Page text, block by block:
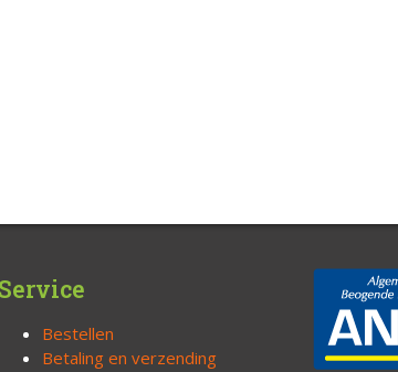
Service
Bestellen
Betaling en verzending